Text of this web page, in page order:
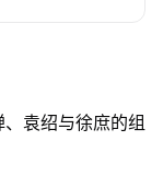
袁绍与徐庶的组